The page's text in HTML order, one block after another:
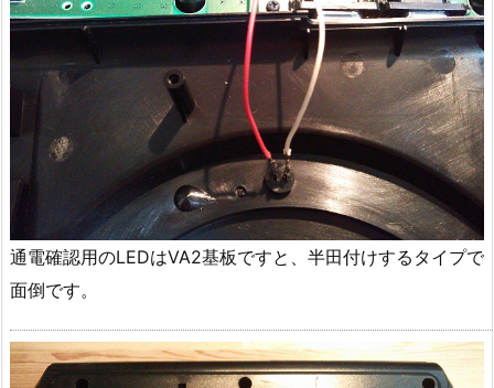
通電確認用のLEDはVA2基板ですと、半田付けするタイプで
面倒です。